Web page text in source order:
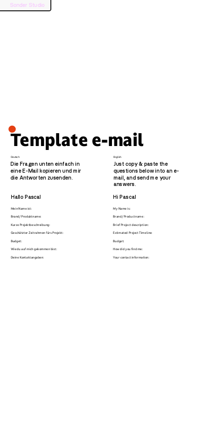
Sonder Studio
Template e-mail
Deutsch English
Just copy & paste the
questions below into an e-
mail, and send me your
answers.
Die Fragen unten einfach in
eine E-Mail kopieren und mir
die Antworten zusenden.
Hallo Pascal
Mein Name ist:
Brand/ Produktname:
Kurze Projektbeschreibung:
Geschätzter Zeitrahmen fürs Projekt:
Budget:
Wie du auf mich gekommen bist:
Deine Kontaktangaben:
Hi Pascal
My Name is:
Brand/ Product name:
Brief Project description:
Estimated Project Timeline:
Budget:
How did you find me:
Your contact information: